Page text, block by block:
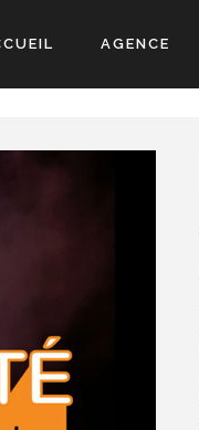
AGENCE